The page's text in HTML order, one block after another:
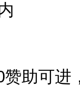
助可进